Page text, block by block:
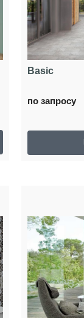
Basic
по запросу